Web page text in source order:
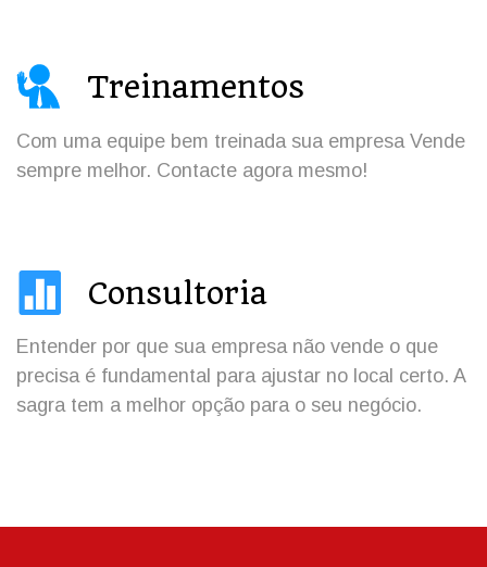
Treinamentos
Com uma equipe bem treinada sua empresa Vende
sempre melhor. Contacte agora mesmo!
Consultoria
Entender por que sua empresa não vende o que
precisa é fundamental para ajustar no local certo. A
sagra tem a melhor opção para o seu negócio.